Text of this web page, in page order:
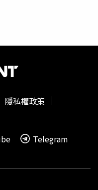
隱私權政策
Telegram